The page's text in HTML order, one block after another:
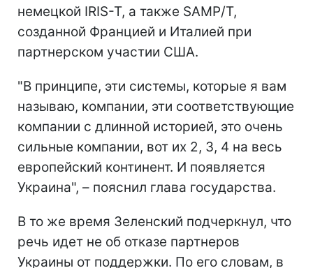
немецкой IRIS-T, а также SAMP/T,
созданной Францией и Италией при
партнерском участии США.
"В принципе, эти системы, которые я вам
называю, компании, эти соответствующие
компании с длинной историей, это очень
сильные компании, вот их 2, 3, 4 на весь
европейский континент. И появляется
Украина", – пояснил глава государства.
В то же время Зеленский подчеркнул, что
речь идет не об отказе партнеров
Украины от поддержки. По его словам, в